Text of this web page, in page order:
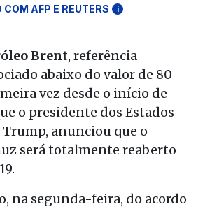
AFP E REUTERS i
Brent, referência
abaixo do valor de 80
vez desde o início de
o presidente dos Estados
anunciou que o
será totalmente reaberto
na segunda-feira, do acordo